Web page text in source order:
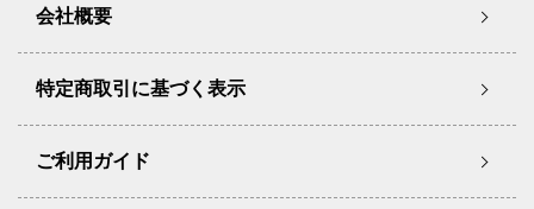
会社概要
特定商取引に基づく表示
ご利用ガイド